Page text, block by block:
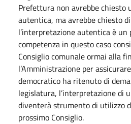
Prefettura non avrebbe chiesto
autentica, ma avrebbe chiesto
l’interpretazione autentica è un
competenza in questo caso
Consiglio comunale ormai alla
l’Amministrazione per
democratico ha ritenuto di
legislatura, l’interpretazione di
diventerà strumento di utilizzo
prossimo Consiglio.